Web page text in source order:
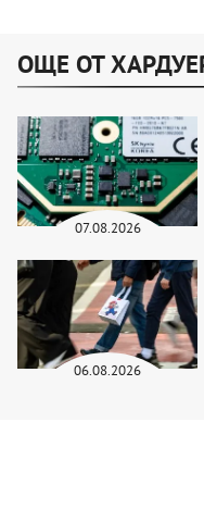
ОЩЕ ОТ
07.08.2026
06.08.2026